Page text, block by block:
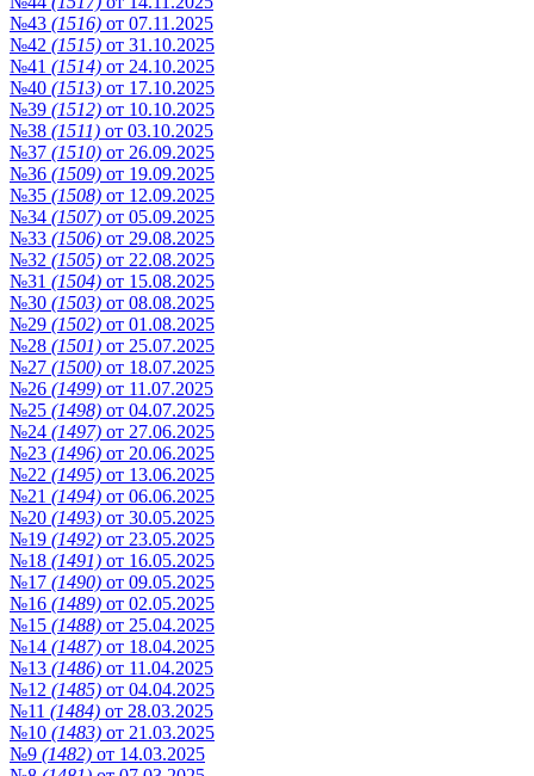
№43 (1516) от 07.11.2025
№42 (1515) от 31.10.2025
№41 (1514) от 24.10.2025
№40 (1513) от 17.10.2025
№39 (1512) от 10.10.2025
№38 (1511) от 03.10.2025
№37 (1510) от 26.09.2025
№36 (1509) от 19.09.2025
№35 (1508) от 12.09.2025
№34 (1507) от 05.09.2025
№33 (1506) от 29.08.2025
№32 (1505) от 22.08.2025
№31 (1504) от 15.08.2025
№30 (1503) от 08.08.2025
№29 (1502) от 01.08.2025
№28 (1501) от 25.07.2025
№27 (1500) от 18.07.2025
№26 (1499) от 11.07.2025
№25 (1498) от 04.07.2025
№24 (1497) от 27.06.2025
№23 (1496) от 20.06.2025
№22 (1495) от 13.06.2025
№21 (1494) от 06.06.2025
№20 (1493) от 30.05.2025
№19 (1492) от 23.05.2025
№18 (1491) от 16.05.2025
№17 (1490) от 09.05.2025
№16 (1489) от 02.05.2025
№15 (1488) от 25.04.2025
№14 (1487) от 18.04.2025
№13 (1486) от 11.04.2025
№12 (1485) от 04.04.2025
№11 (1484) от 28.03.2025
№10 (1483) от 21.03.2025
№9 (1482) от 14.03.2025